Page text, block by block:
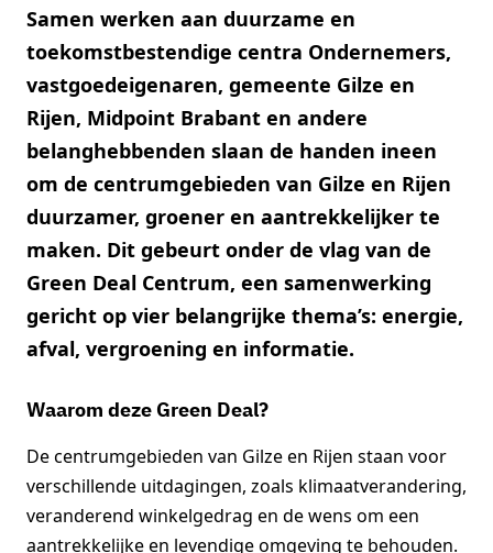
Samen werken aan duurzame en
toekomstbestendige centra Ondernemers,
vastgoedeigenaren, gemeente Gilze en
Rijen, Midpoint Brabant en andere
belanghebbenden slaan de handen ineen
om de centrumgebieden van Gilze en Rijen
duurzamer, groener en aantrekkelijker te
maken. Dit gebeurt onder de vlag van de
Green Deal Centrum, een samenwerking
gericht op vier belangrijke thema’s: energie,
afval, vergroening en informatie.
Waarom deze Green Deal?
De centrumgebieden van Gilze en Rijen staan voor
verschillende uitdagingen, zoals klimaatverandering,
veranderend winkelgedrag en de wens om een
aantrekkelijke en levendige omgeving te behouden.